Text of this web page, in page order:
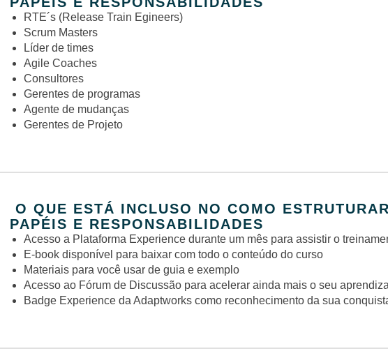
RTE´s (Release Train Egineers)
Scrum Masters
Líder de times
Agile Coaches
Consultores
Gerentes de programas
Agente de mudanças
Gerentes de Projeto
O QUE ESTÁ INCLUSO NO COMO ESTRUTURAR
PAPÉIS E RESPONSABILIDADES
Acesso a Plataforma Experience durante um mês para assistir o
E-book disponível para baixar com todo o conteúdo do curso
Materiais para você usar de guia e exemplo
Acesso ao Fórum de Discussão para acelerar ainda mais o seu
Badge Experience da Adaptworks como reconhecimento da sua